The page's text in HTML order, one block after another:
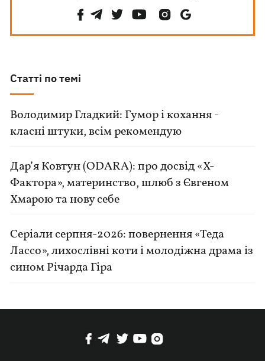
Статті по темі
Володимир Гладкий: Гумор і кохання -
класні штуки, всім рекомендую
Дар’я Ковтун (ODARA): про досвід «Х-
Фактора», материнство, шлюб з Євгеном
Хмарою та нову себе
Серіали серпня-2026: повернення «Теда
Лассо», лихослівні коти і молодіжна драма із
сином Річарда Гіра